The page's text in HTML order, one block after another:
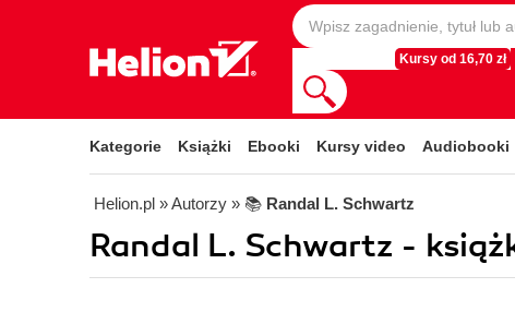
Kursy od 16,70 zł
Kategorie Książki Ebooki Kursy video Audiobooki
Helion.pl » Autorzy » 📚 Randal L. Schwartz
Randal L. Schwartz -